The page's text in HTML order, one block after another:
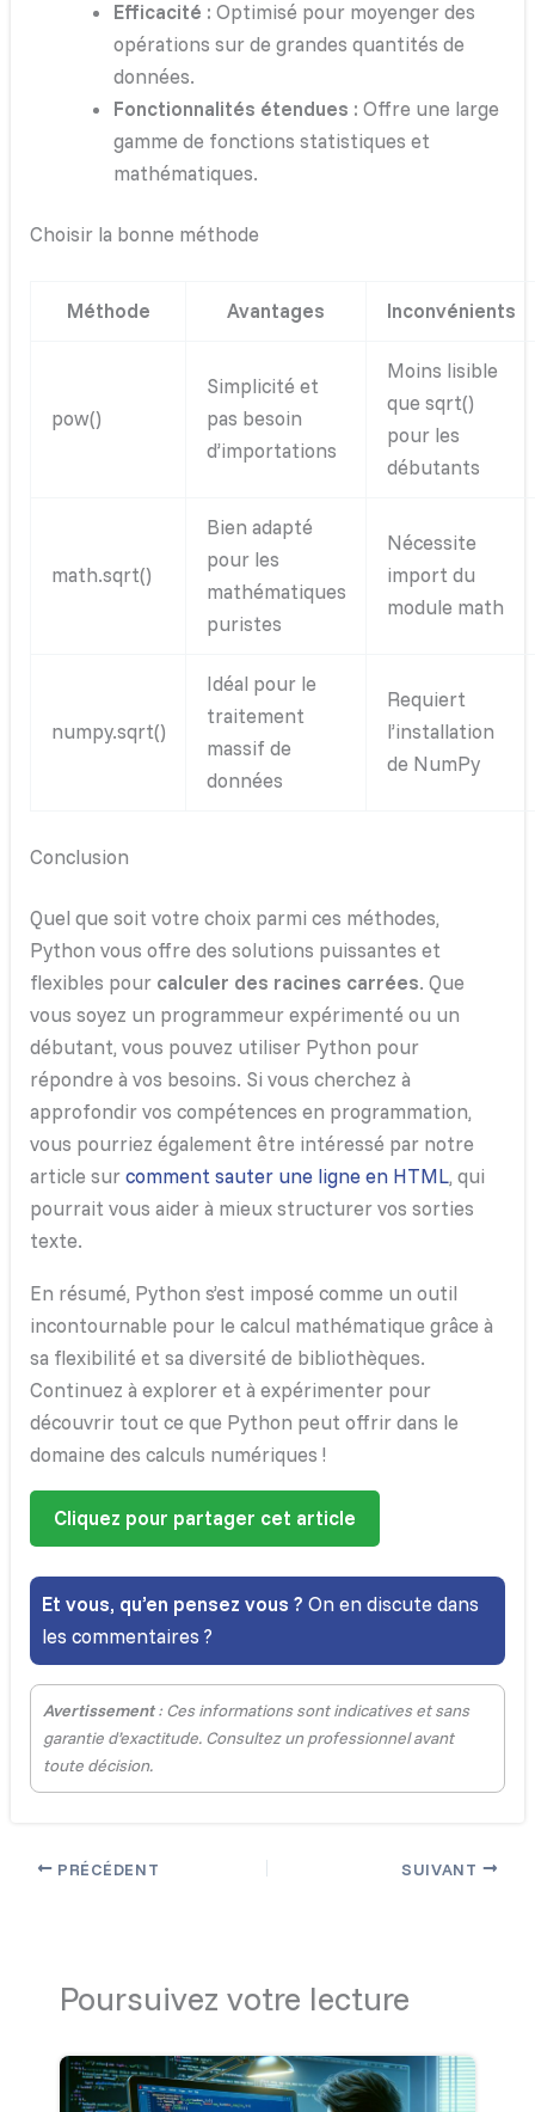
Efficacité : Optimisé pour moyenger des
opérations sur de grandes quantités de
données.
Fonctionnalités étendues : Offre une large
gamme de fonctions statistiques et
mathématiques.
Choisir la bonne méthode
Méthode Avantages Inconvénients
pow()
Simplicité et
pas besoin
d’importations
Moins lisible
que sqrt()
pour les
débutants
math.sqrt()
Bien adapté
pour les
mathématiques
puristes
Nécessite
import du
module math
numpy.sqrt()
Idéal pour le
traitement
massif de
données
Requiert
l’installation
de NumPy
Conclusion
Quel que soit votre choix parmi ces méthodes,
Python vous offre des solutions puissantes et
flexibles pour calculer des racines carrées. Que
vous soyez un programmeur expérimenté ou un
débutant, vous pouvez utiliser Python pour
répondre à vos besoins. Si vous cherchez à
approfondir vos compétences en programmation,
vous pourriez également être intéressé par notre
article surcomment sauter une ligne en HTML, qui
pourrait vous aider à mieux structurer vos sorties
texte.
En résumé, Python s’est imposé comme un outil
incontournable pour le calcul mathématique grâce à
sa flexibilité et sa diversité de bibliothèques.
Continuez à explorer et à expérimenter pour
découvrir tout ce que Python peut offrir dans le
domaine des calculs numériques !
Cliquez pour partager cet article
Et vous, qu’en pensez vous ? On en discute dans
les commentaires ?
Avertissement: Ces informations sont indicatives et sans
garantie d’exactitude. Consultez un professionnel avant
toute décision.
PRÉCÉDENT SUIVANT
Poursuivez votre lecture